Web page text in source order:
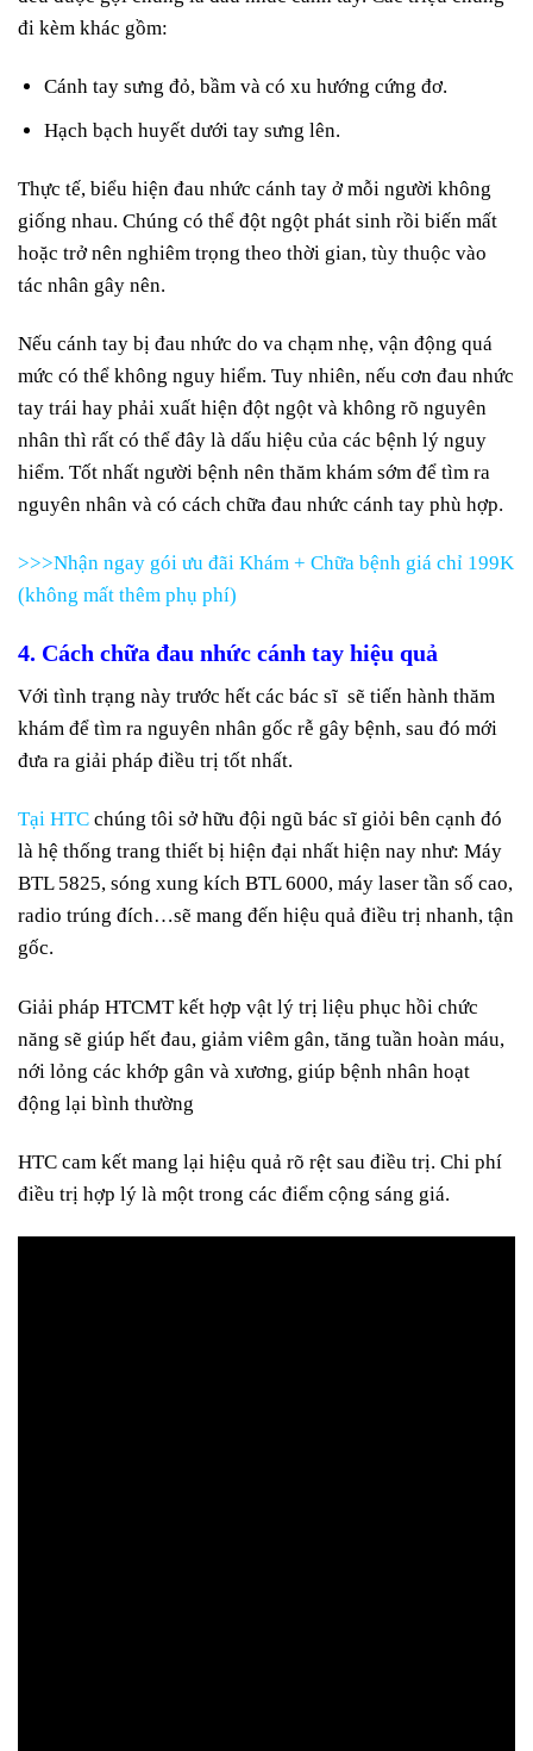
đi kèm khác gồm:
Cánh tay sưng đỏ, bầm và có xu hướng cứng đơ.
Hạch bạch huyết dưới tay sưng lên.
Thực tế, biểu hiện đau nhức cánh tay ở mỗi người không
giống nhau. Chúng có thể đột ngột phát sinh rồi biến mất
hoặc trở nên nghiêm trọng theo thời gian, tùy thuộc vào
tác nhân gây nên.
Nếu cánh tay bị đau nhức do va chạm nhẹ, vận động quá
mức có thể không nguy hiểm. Tuy nhiên, nếu cơn đau nhức
tay trái hay phải xuất hiện đột ngột và không rõ nguyên
nhân thì rất có thể đây là dấu hiệu của các bệnh lý nguy
hiểm. Tốt nhất người bệnh nên thăm khám sớm để tìm ra
nguyên nhân và có cách chữa đau nhức cánh tay phù hợp.
>>>Nhận ngay gói ưu đãi Khám + Chữa bệnh giá chỉ 199K
(không mất thêm phụ phí)
4. Cách chữa đau nhức cánh tay hiệu quả
Với tình trạng này trước hết các bác sĩ sẽ tiến hành thăm
khám để tìm ra nguyên nhân gốc rễ gây bệnh, sau đó mới
đưa ra giải pháp điều trị tốt nhất.
Tại HTC chúng tôi sở hữu đội ngũ bác sĩ giỏi bên cạnh đó
là hệ thống trang thiết bị hiện đại nhất hiện nay như: Máy
BTL 5825, sóng xung kích BTL 6000, máy laser tần số cao,
radio trúng đích…sẽ mang đến hiệu quả điều trị nhanh, tận
gốc.
Giải pháp HTCMT kết hợp vật lý trị liệu phục hồi chức
năng sẽ giúp hết đau, giảm viêm gân, tăng tuần hoàn máu,
nới lỏng các khớp gân và xương, giúp bệnh nhân hoạt
động lại bình thường
HTC cam kết mang lại hiệu quả rõ rệt sau điều trị. Chi phí
điều trị hợp lý là một trong các điểm cộng sáng giá.